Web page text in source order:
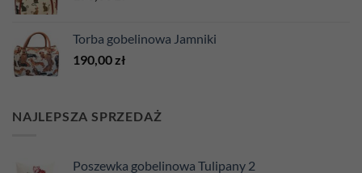
Torba gobelinowa Jamniki
190,00 zł
NAJLEPSZA SPRZEDAŻ
Poszewka gobelinowa Tulipany 2